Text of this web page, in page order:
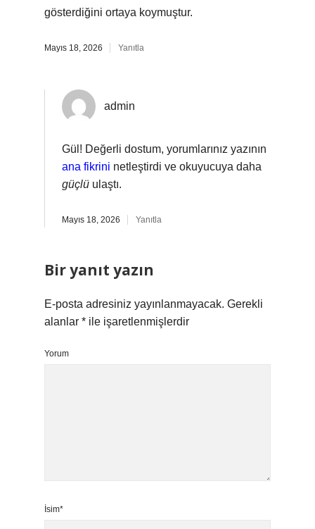
gösterdiğini ortaya koymuştur.
Mayıs 18, 2026 Yanıtla
admin
Gül! Değerli dostum, yorumlarınız yazının
ana fikrini netleştirdi ve okuyucuya daha
güçlü ulaştı.
Mayıs 18, 2026 Yanıtla
Bir yanıt yazın
E-posta adresiniz yayınlanmayacak. Gerekli
alanlar * ile işaretlenmişlerdir
Yorum
İsim*